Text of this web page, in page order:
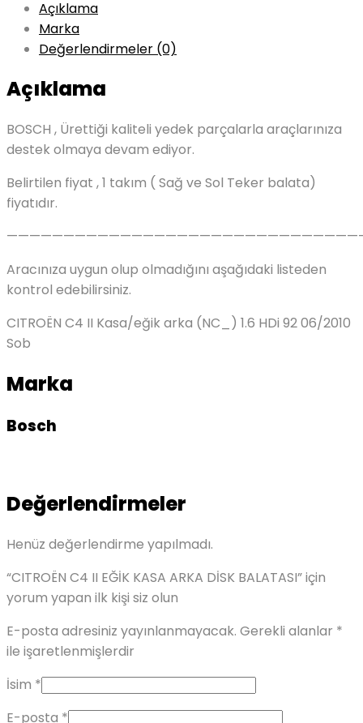
Açıklama
Marka
Değerlendirmeler (0)
Açıklama
BOSCH , Ürettiği kaliteli yedek parçalarla araçlarınıza
destek olmaya devam ediyor.
Belirtilen fiyat , 1 takım ( Sağ ve Sol Teker balata)
fiyatıdır.
Aracınıza uygun olup olmadığını aşağıdaki listeden
kontrol edebilirsiniz.
CITROËN C4 II Kasa/eğik arka (NC_) 1.6 HDi 92 06/2010
Sob
Marka
Bosch
Değerlendirmeler
Henüz değerlendirme yapılmadı.
“CITROËN C4 II EĞİK KASA ARKA DİSK BALATASI” için
yorum yapan ilk kişi siz olun
E-posta adresiniz yayınlanmayacak. Gerekli alanlar *
ile işaretlenmişlerdir
İsim *
E-posta *